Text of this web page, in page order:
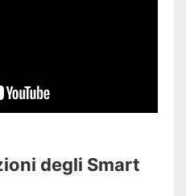
degli Smart